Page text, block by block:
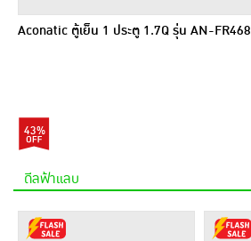
Aconatic ตู้เย็น 1 ประตู 1.7Q รุ่น AN-FR468
43%
ดีลฟ้าแลบ